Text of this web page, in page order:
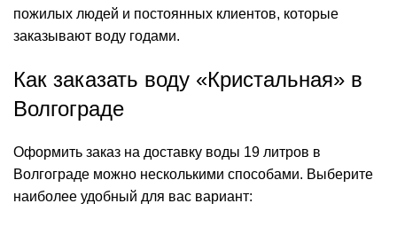
пожилых людей и постоянных клиентов, которые
заказывают воду годами.
Как заказать воду «Кристальная» в
Волгограде
Оформить заказ на доставку воды 19 литров в
Волгограде можно несколькими способами. Выберите
наиболее удобный для вас вариант: